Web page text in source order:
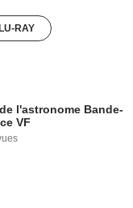
RAY
l'astronome Bande-
VF